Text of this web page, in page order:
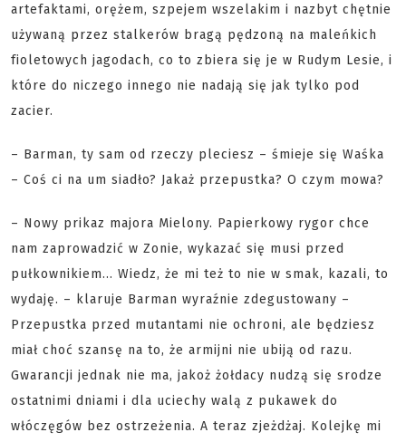
artefaktami, orężem, szpejem wszelakim i nazbyt chętnie
używaną przez stalkerów bragą pędzoną na maleńkich
fioletowych jagodach, co to zbiera się je w Rudym Lesie, i
które do niczego innego nie nadają się jak tylko pod
zacier.
– Barman, ty sam od rzeczy pleciesz – śmieje się Waśka
– Coś ci na um siadło? Jakaż przepustka? O czym mowa?
– Nowy prikaz majora Mielony. Papierkowy rygor chce
nam zaprowadzić w Zonie, wykazać się musi przed
pułkownikiem... Wiedz, że mi też to nie w smak, kazali, to
wydaję. – klaruje Barman wyraźnie zdegustowany –
Przepustka przed mutantami nie ochroni, ale będziesz
miał choć szansę na to, że armijni nie ubiją od razu.
Gwarancji jednak nie ma, jakoż żołdacy nudzą się srodze
ostatnimi dniami i dla uciechy walą z pukawek do
włóczęgów bez ostrzeżenia. A teraz zjeżdżaj. Kolejkę mi